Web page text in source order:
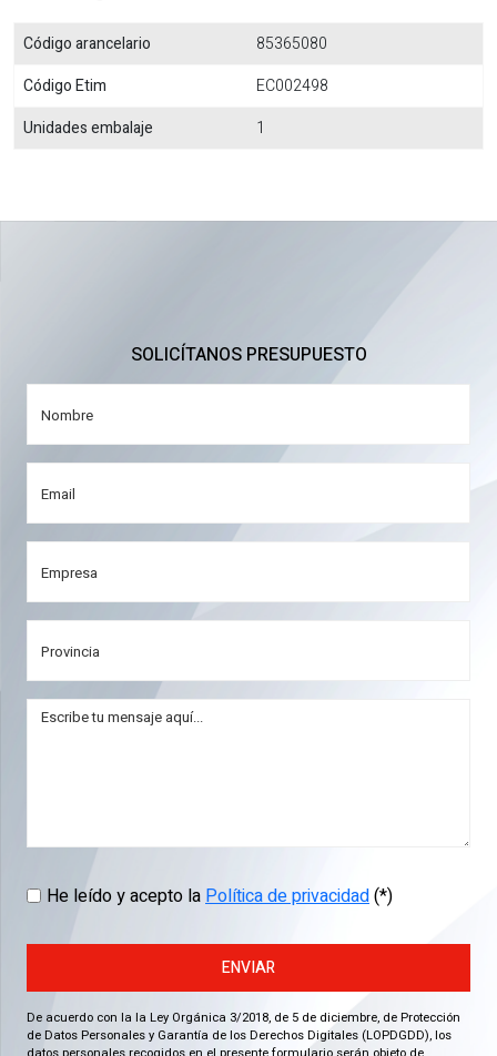
Código arancelario
85365080
Código Etim
EC002498
Unidades embalaje
1
SOLICÍTANOS PRESUPUESTO
He leído y acepto laPolítica de privacidad(*)
ENVIAR
De acuerdo con la la Ley Orgánica 3/2018, de 5 de diciembre, de Protección
de Datos Personales y Garantía de los Derechos Digitales (LOPDGDD), los